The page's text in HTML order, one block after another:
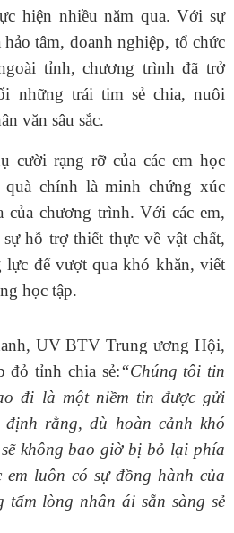
hiện nhiều năm qua. Với sự
hảo tâm, doanh nghiệp, tổ chức
tỉnh, chương trình đã trở
những trái tim sẻ chia, nuôi
văn sâu sắc.
cười rạng rỡ của các em học
chính là minh chứng xúc
của chương trình. Với các em,
hỗ trợ thiết thực về vật chất,
lực để vượt qua khó khăn, viết
học tập.
UV BTV Trung ương Hội,
đỏ tỉnh chia sẻ:“Chúng tôi tin
đi là một niềm tin được gửi
rằng, dù hoàn cảnh khó
không bao giờ bị bỏ lại phía
em luôn có sự đồng hành của
tấm lòng nhân ái sẵn sàng sẻ